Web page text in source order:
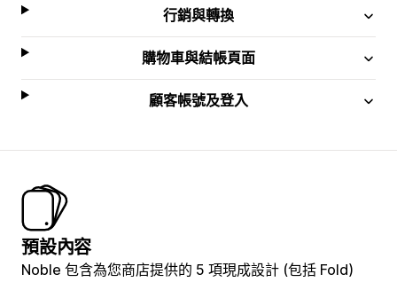
行銷與轉換
購物車與結帳頁面
顧客帳號及登入
預設內容
Noble 包含為您商店提供的 5 項現成設計 (包括 Fold)